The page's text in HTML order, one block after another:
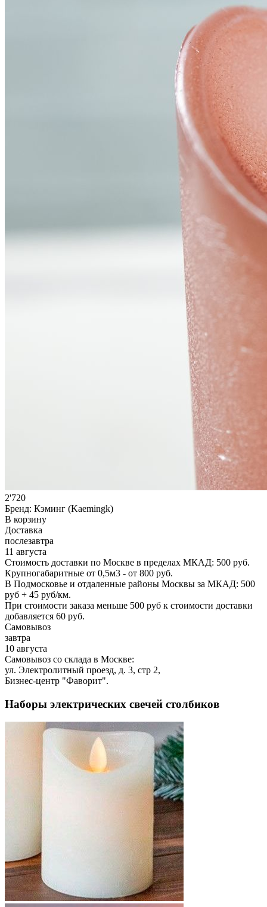
2'720
Бренд: Кэминг (Kaemingk)
В корзину
Доставка
послезавтра
11 августа
Стоимость доставки по Москве в пределах МКАД: 500 руб.
Крупногабаритные от 0,5м3 - от 800 руб.
В Подмосковье и отдаленные районы Москвы за МКАД: 500
руб + 45 руб/км.
При стоимости заказа меньше 500 руб к стоимости доставки
добавляется 60 руб.
Самовывоз
завтра
10 августа
Самовывоз со склада в Москве:
ул. Электролитный проезд, д. 3, стр 2,
Бизнес-центр "Фаворит".
Наборы электрических свечей столбиков